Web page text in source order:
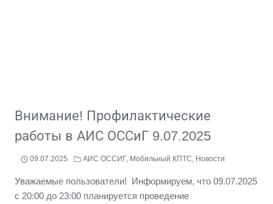
Внимание! Профилактические
работы в АИС ОССиГ 9.07.2025
09.07.2025 АИС ОССИГ, Мобильный КПТС, Новости
Уважаемые пользователи! Информируем, что 09.07.2025
с 20:00 до 23:00 планируется проведение